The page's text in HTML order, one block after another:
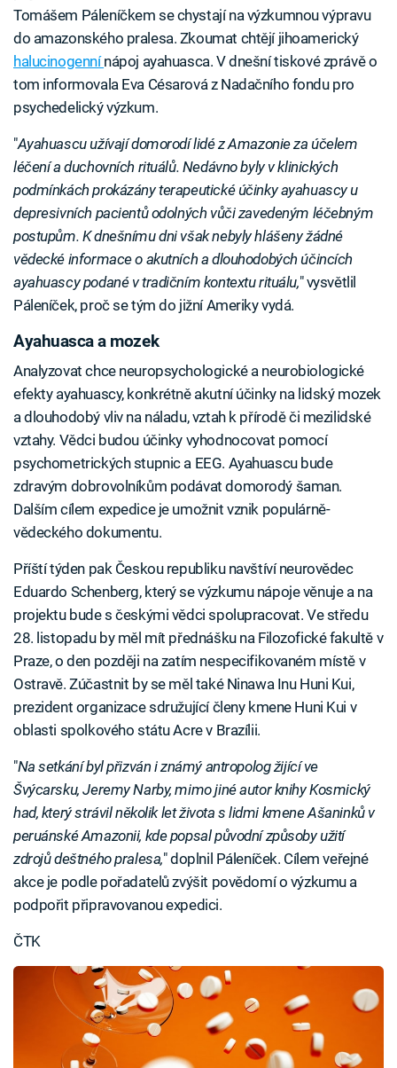
Tomášem Páleníčkem se chystají na výzkumnou výpravu
do amazonského pralesa. Zkoumat chtějí jihoamerický
halucinogennínápoj ayahuasca. V dnešní tiskové zprávě o
tom informovala Eva Césarová z Nadačního fondu pro
psychedelický výzkum.
"Ayahuascu užívají domorodí lidé z Amazonie za účelem
léčení a duchovních rituálů. Nedávno byly v klinických
podmínkách prokázány terapeutické účinky ayahuascy u
depresivních pacientů odolných vůči zavedeným léčebným
postupům. K dnešnímu dni však nebyly hlášeny žádné
vědecké informace o akutních a dlouhodobých účincích
ayahuascy podané v tradičním kontextu rituálu," vysvětlil
Páleníček, proč se tým do jižní Ameriky vydá.
Ayahuasca a mozek
Analyzovat chce neuropsychologické a neurobiologické
efekty ayahuascy, konkrétně akutní účinky na lidský mozek
a dlouhodobý vliv na náladu, vztah k přírodě či mezilidské
vztahy. Vědci budou účinky vyhodnocovat pomocí
psychometrických stupnic a EEG. Ayahuascu bude
zdravým dobrovolníkům podávat domorodý šaman.
Dalším cílem expedice je umožnit vznik populárně-
vědeckého dokumentu.
Příští týden pak Českou republiku navštíví neurovědec
Eduardo Schenberg, který se výzkumu nápoje věnuje a na
projektu bude s českými vědci spolupracovat. Ve středu
28. listopadu by měl mít přednášku na Filozofické fakultě v
Praze, o den později na zatím nespecifikovaném místě v
Ostravě. Zúčastnit by se měl také Ninawa Inu Huni Kui,
prezident organizace sdružující členy kmene Huni Kui v
oblasti spolkového státu Acre v Brazílii.
"Na setkání byl přizván i známý antropolog žijící ve
Švýcarsku, Jeremy Narby, mimo jiné autor knihy Kosmický
had, který strávil několik let života s lidmi kmene Ašaninků v
peruánské Amazonii, kde popsal původní způsoby užití
zdrojů deštného pralesa," doplnil Páleníček. Cílem veřejné
akce je podle pořadatelů zvýšit povědomí o výzkumu a
podpořit připravovanou expedici.
ČTK